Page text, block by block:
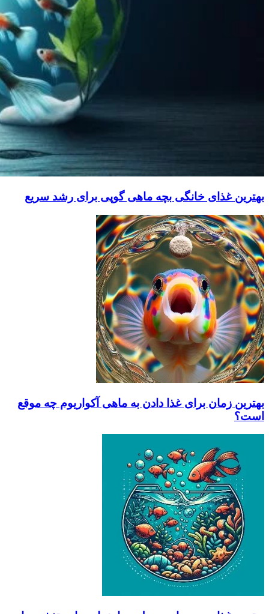
بهترین غذای خانگی بچه ماهی گوپی برای رشد سریع
بهترین زمان برای غذا دادن به ماهی آکواریوم چه موقع
است؟